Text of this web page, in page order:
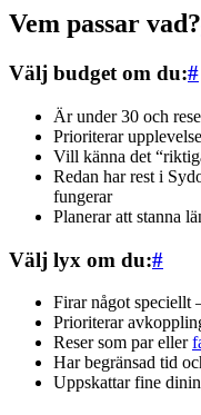
Vem passar vad?
Välj budget om du:#
Är under 30 och
Prioriterar
Vill känna det
Redan har rest i
fungerar
Planerar att stanna
Välj lyx om du:#
Firar något
Prioriterar
Reser som par eller
Har begränsad tid
Uppskattar fine